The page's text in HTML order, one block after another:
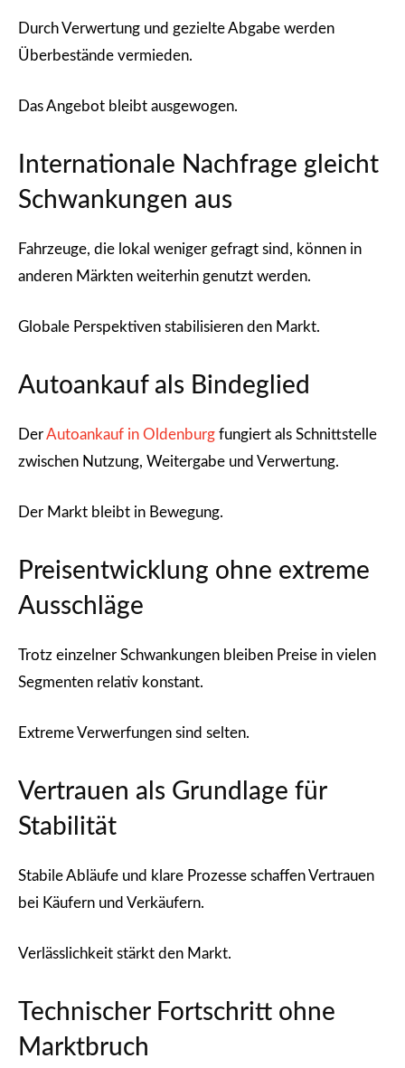
Durch Verwertung und gezielte Abgabe werden
Überbestände vermieden.
Das Angebot bleibt ausgewogen.
Internationale Nachfrage gleicht
Schwankungen aus
Fahrzeuge, die lokal weniger gefragt sind, können in
anderen Märkten weiterhin genutzt werden.
Globale Perspektiven stabilisieren den Markt.
Autoankauf als Bindeglied
DerAutoankauf in Oldenburg fungiert als Schnittstelle
zwischen Nutzung, Weitergabe und Verwertung.
Der Markt bleibt in Bewegung.
Preisentwicklung ohne extreme
Ausschläge
Trotz einzelner Schwankungen bleiben Preise in vielen
Segmenten relativ konstant.
Extreme Verwerfungen sind selten.
Vertrauen als Grundlage für
Stabilität
Stabile Abläufe und klare Prozesse schaffen Vertrauen
bei Käufern und Verkäufern.
Verlässlichkeit stärkt den Markt.
Technischer Fortschritt ohne
Marktbruch